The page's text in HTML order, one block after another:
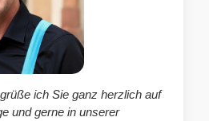
ich Sie ganz herzlich auf
und gerne in unserer